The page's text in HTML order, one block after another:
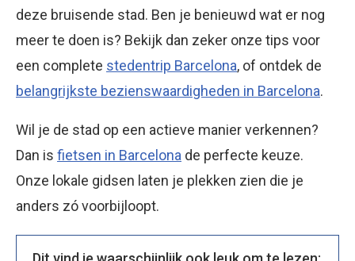
deze bruisende stad. Ben je benieuwd wat er nog
meer te doen is? Bekijk dan zeker onze tips voor
een complete stedentrip Barcelona, of ontdek de
belangrijkste bezienswaardigheden in Barcelona.
Wil je de stad op een actieve manier verkennen?
Dan is fietsen in Barcelona de perfecte keuze.
Onze lokale gidsen laten je plekken zien die je
anders zó voorbijloopt.